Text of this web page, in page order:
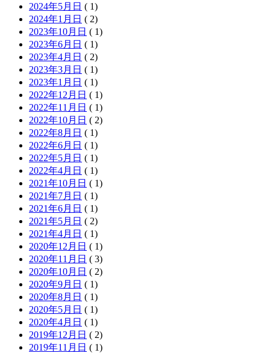
2024年5月日 ( 1)
2024年1月日 ( 2)
2023年10月日 ( 1)
2023年6月日 ( 1)
2023年4月日 ( 2)
2023年3月日 ( 1)
2023年1月日 ( 1)
2022年12月日 ( 1)
2022年11月日 ( 1)
2022年10月日 ( 2)
2022年8月日 ( 1)
2022年6月日 ( 1)
2022年5月日 ( 1)
2022年4月日 ( 1)
2021年10月日 ( 1)
2021年7月日 ( 1)
2021年6月日 ( 1)
2021年5月日 ( 2)
2021年4月日 ( 1)
2020年12月日 ( 1)
2020年11月日 ( 3)
2020年10月日 ( 2)
2020年9月日 ( 1)
2020年8月日 ( 1)
2020年5月日 ( 1)
2020年4月日 ( 1)
2019年12月日 ( 2)
2019年11月日 ( 1)